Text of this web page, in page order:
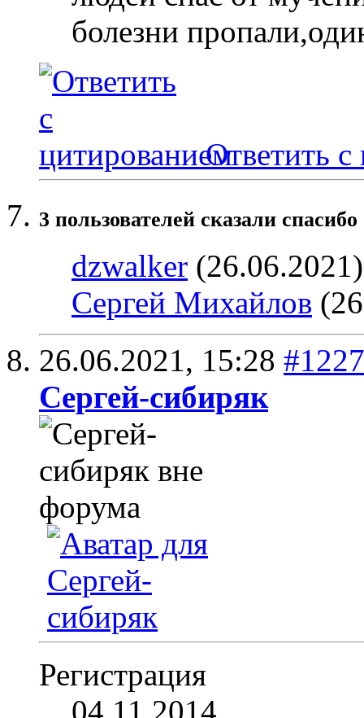
болезни
Ответить с
3 пользователей сказали
dzwalker
Сергей Михайлов
26.06.2021, 15:28
Сергей-сибиряк
Регистрация